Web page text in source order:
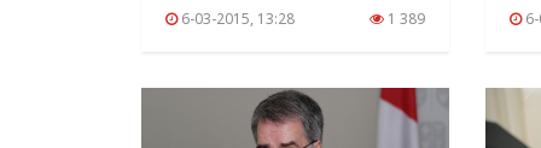
ბესელიამ?...
6-03-2015, 13:28 1 389 6-